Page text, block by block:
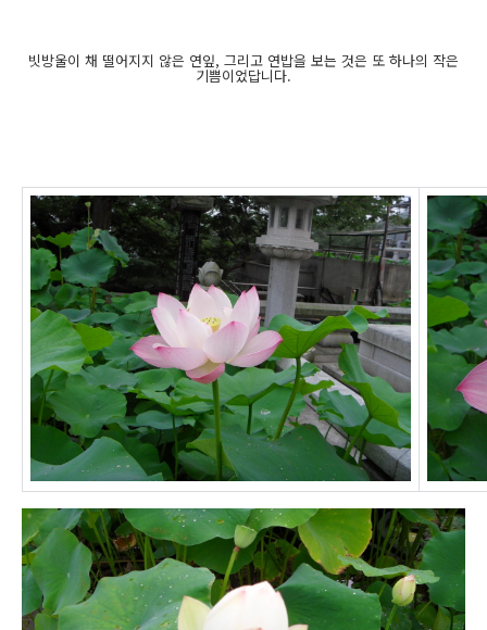
빗방울이 채 떨어지지 않은 연잎, 그리고 연밥을 보는 것은 또 하나의 작은
기쁨이었답니다.